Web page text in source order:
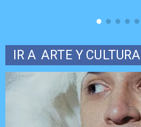
IR A ARTE Y CULTURA